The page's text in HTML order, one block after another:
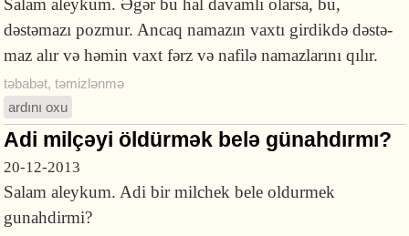
Salam aleykum. Əgər bu hal davamlı olarsa, bu,
dəstəmazı poz­mur. An­caq namazın vaxtı girdikdə dəstə­
maz alır və hə­min vaxt fərz və nafilə namazlarını qılır.
təbabət,təmizlənmə
ardını oxu
Adi milçəyi öldürmək belə günahdırmı?
20-12-2013
Salam aleykum. Adi bir milchek bele oldurmek
gunahdirmi?